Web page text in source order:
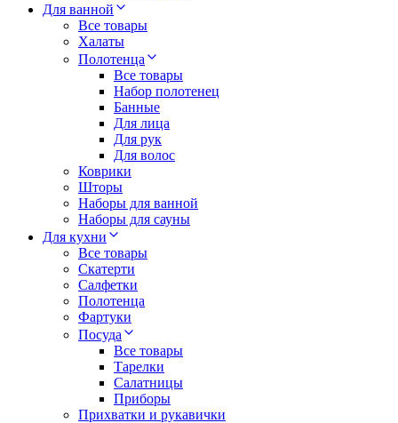
Для ванной
Все товары
Халаты
Полотенца
Все товары
Набор полотенец
Банные
Для лица
Для рук
Для волос
Коврики
Шторы
Наборы для ванной
Наборы для сауны
Для кухни
Все товары
Скатерти
Салфетки
Полотенца
Фартуки
Посуда
Все товары
Тарелки
Салатницы
Приборы
Прихватки и рукавички